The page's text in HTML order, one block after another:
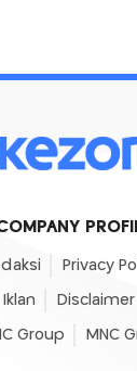
Privacy
Disclaimer
Group MNC